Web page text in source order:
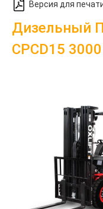
Версия для
Дизельный
CPCD15